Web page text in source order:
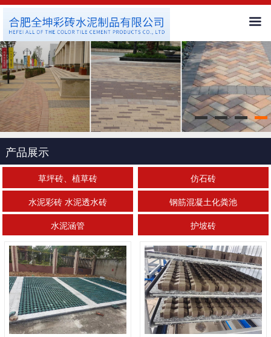
首页
公司简介
新闻中心
客户服务
工程案例
人才招聘
联系我们
产品展示
草坪砖、植草砖
仿石砖
水泥彩砖 水泥透水砖
钢筋混凝土化粪池
水泥涵管
护坡砖